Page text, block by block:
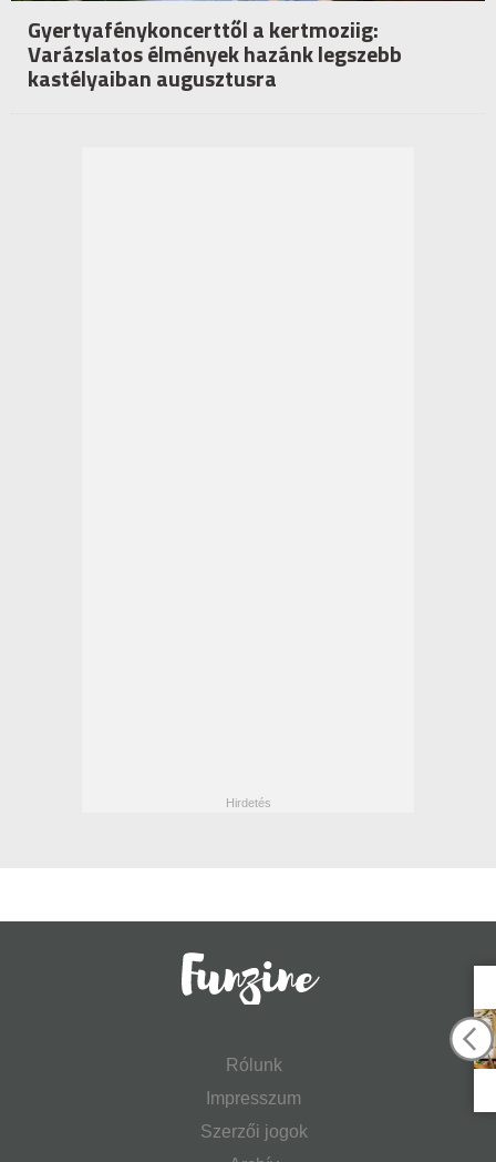
Gyertyafénykoncerttől a kertmoziig:
Varázslatos élmények hazánk legszebb
kastélyaiban augusztusra
Rólunk
Impresszum
Szerzői jogok